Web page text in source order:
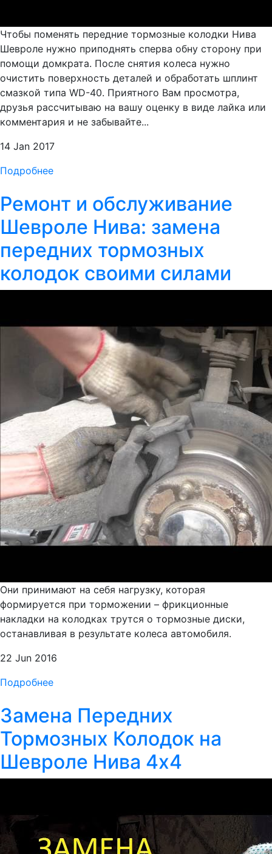
Чтобы поменять передние тормозные колодки Нива
Шевроле нужно приподнять сперва обну сторону при
помощи домкрата. После снятия колеса нужно
очистить поверхность деталей и обработать шплинт
смазкой типа WD-40. Приятного Вам просмотра,
друзья рассчитываю на вашу оценку в виде лайка или
комментария и не забывайте...
14 Jan 2017
Подробнее
Ремонт и обслуживание
Шевроле Нива: замена
передних тормозных
колодок своими силами
Они принимают на себя нагрузку, которая
формируется при торможении – фрикционные
накладки на колодках трутся о тормозные диски,
останавливая в результате колеса автомобиля.
22 Jun 2016
Подробнее
Замена Передних
Тормозных Колодок на
Шевроле Нива 4х4